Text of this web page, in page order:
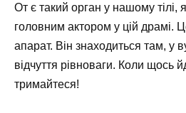
От є такий орган у нашому тілі,
головним актором у цій драмі.
апарат. Він знаходиться там, у
відчуття рівноваги. Коли щось
тримайтеся!